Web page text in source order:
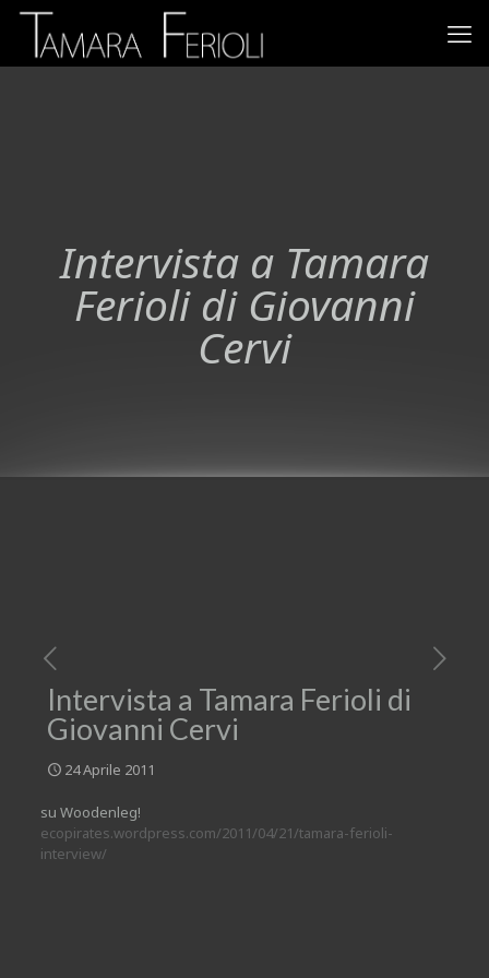
Intervista a Tamara
Ferioli di Giovanni
Cervi
Intervista a Tamara Ferioli di
Giovanni Cervi
24 Aprile 2011
su Woodenleg!
ecopirates.wordpress.com/2011/04/21/tamara-ferioli-
interview/